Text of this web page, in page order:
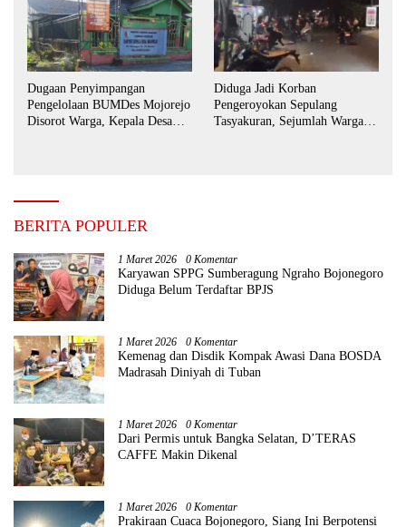
Dugaan Penyimpangan
Pengelolaan BUMDes Mojorejo
Disorot Warga, Kepala Desa
Diduga Jadi Korban
Pengeroyokan Sepulang
Tasyakuran, Sejumlah Warga
BERITA POPULER
1 Maret 2026 0 Komentar
Karyawan SPPG Sumberagung Ngraho Bojonegoro
Diduga Belum Terdaftar BPJS
1 Maret 2026 0 Komentar
Kemenag dan Disdik Kompak Awasi Dana BOSDA
Madrasah Diniyah di Tuban
1 Maret 2026 0 Komentar
Dari Permis untuk Bangka Selatan, D’TERAS
CAFFE Makin Dikenal
1 Maret 2026 0 Komentar
Prakiraan Cuaca Bojonegoro, Siang Ini Berpotensi